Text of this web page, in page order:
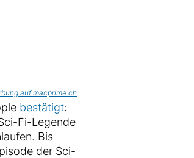
auf macprime.ch
bestätigt:
Fi-Legende
Bis
der Sci-